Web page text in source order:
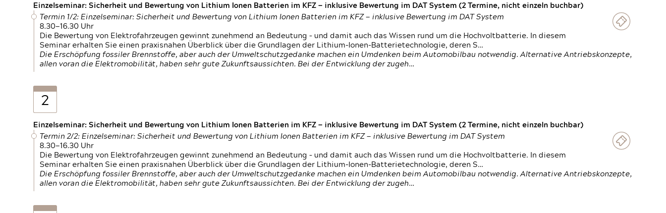
Einzelseminar: Sicherheit und Bewertung von Lithium Ionen Batterien im KFZ — inklusive Bewertung im DAT System (2 Termine, nicht einzeln buchbar)
Termin 1/2: Einzelseminar: Sicherheit und Bewertung von Lithium Ionen Batterien im KFZ — inklusive Bewertung im DAT System
8.30—16.30 Uhr
Die Bewertung von Elektrofahrzeugen gewinnt zunehmend an Bedeutung – und damit auch das Wissen rund um die Hochvoltbatterie. In diesem
Seminar erhalten Sie einen praxisnahen Überblick über die Grundlagen der Lithium-Ionen-Batterietechnologie, deren S…
Die Erschöpfung fossiler Brennstoffe, aber auch der Umweltschutzgedanke machen ein Umdenken beim Automobilbau notwendig. Alternative Antriebskonzepte,
allen voran die Elektromobilität, haben sehr gute Zukunftsaussichten. Bei der Entwicklung der zugeh…
2
Einzelseminar: Sicherheit und Bewertung von Lithium Ionen Batterien im KFZ — inklusive Bewertung im DAT System (2 Termine, nicht einzeln buchbar)
Termin 2/2: Einzelseminar: Sicherheit und Bewertung von Lithium Ionen Batterien im KFZ — inklusive Bewertung im DAT System
8.30—16.30 Uhr
Die Bewertung von Elektrofahrzeugen gewinnt zunehmend an Bedeutung – und damit auch das Wissen rund um die Hochvoltbatterie. In diesem
Seminar erhalten Sie einen praxisnahen Überblick über die Grundlagen der Lithium-Ionen-Batterietechnologie, deren S…
Die Erschöpfung fossiler Brennstoffe, aber auch der Umweltschutzgedanke machen ein Umdenken beim Automobilbau notwendig. Alternative Antriebskonzepte,
allen voran die Elektromobilität, haben sehr gute Zukunftsaussichten. Bei der Entwicklung der zugeh…